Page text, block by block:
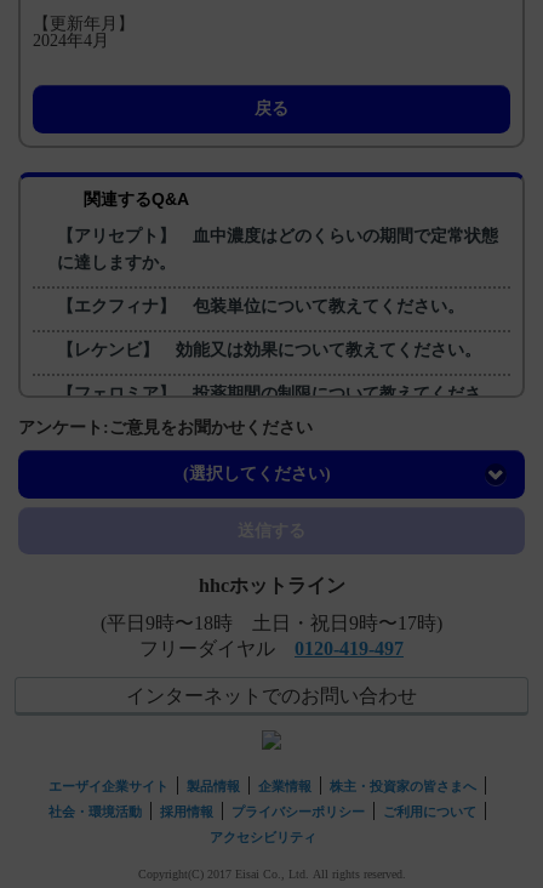
【更新年月】
2024年4月
戻る
関連するQ&A
【アリセプト】 血中濃度はどのくらいの期間で定常状態
に達しますか。
【エクフィナ】 包装単位について教えてください。
【レケンビ】 効能又は効果について教えてください。
【フェロミア】 投薬期間の制限について教えてくださ
い。
【ジプロフィリン】 妊婦への投与に関する注意事項につ
アンケート:ご意見をお聞かせください
(選択してください)
hhcホットライン
(平日9時〜18時 土日・祝日9時〜17時)
フリーダイヤル 0120-419-497
インターネットでのお問い合わせ
エーザイ企業サイト 製品情報 企業情報
株主・投資家の皆さまへ
社会・環境活動
採用情報 プライバシーポリシー
ご利用について
アクセシビリティ
Copyright(C) 2017 Eisai Co., Ltd. All rights reserved.